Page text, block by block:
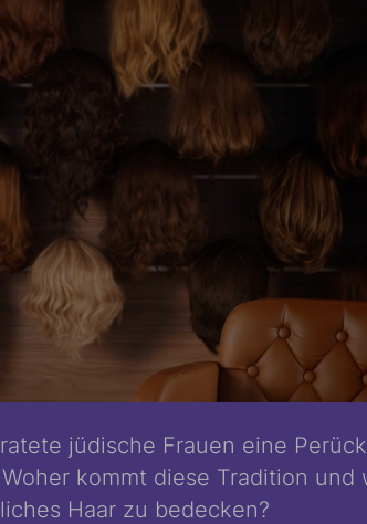
jüdische Frauen eine
kommt diese Tradition und
Haar zu bedecken?